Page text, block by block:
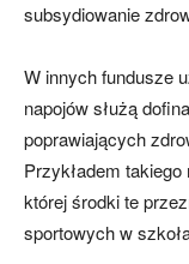
subsydiowanie
W innych fundusze
napojów służą
poprawiających
Przykładem
której środki te
sportowych w